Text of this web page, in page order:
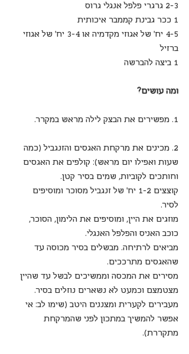
2-3 גרגרי פלפל אנגלי גרוס
1 ככר גבינת קממבר איכותית
4-5 יח' של אגוזי מקדמיה או 3-4 יח' של אגוזי
ברזיל
1 ביצה להברשה
ומה עושים?
1. מפשירים את הבצק לילה מראש במקרר.
2. מכינים את מרקחת האגסים והזנגביל (כמה
שעות ואפילו יום מראש): קולפים את האגסים
וחותכים לקוביות, שמים בסיר קטן.
קוצצים 1-2 יח' של זנגביל מסוכר ומוסיפים
לסיר.
מוזגים את היין, ומוסיפים את הלימון, הסוכר,
כוכב האניס והפלפל האנגלי.
מביאים לרתיחה. מבשלים בסיר מכוסה עד
שהאגסים מתרככים.
מסירים את המכסה וממשיכים לבשל עד שהיין
מצטמצם וכמעט לא נשארים נוזלים בסיר.
מעבירים לקערית ומצננים היטב (שימו לב: אי
אפשר להמשיך במתכון לפני שהמרקחת
מתקררת).